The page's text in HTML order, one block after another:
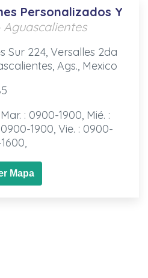
Personalizados Y
Aguascalientes
Sur 224, Versalles 2da
Ags., Mexico
: 0900-1900, Mié. :
1900, Vie. : 0900-
Mapa